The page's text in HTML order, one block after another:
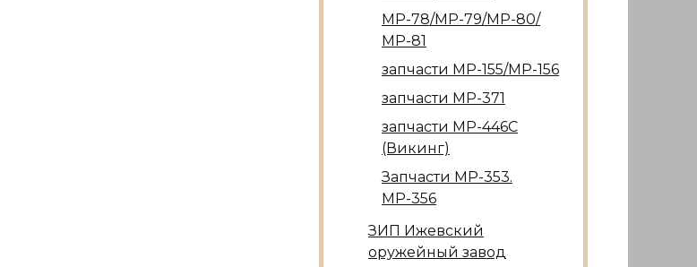
МР-78/МР-79/МР-80/
МР-81
запчасти МР-155/МР-156
запчасти МР-371
запчасти МР-446С
(Викинг)
Запчасти МР-353.
МР-356
ЗИП Ижевский
оружейный завод